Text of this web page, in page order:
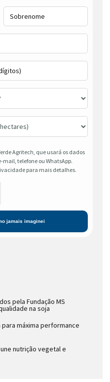
Agritech, que usará os dados
telefone ou WhatsApp.
para mais detalhes.
pela Fundação MS
na soja
máxima performance
nutrição vegetal e